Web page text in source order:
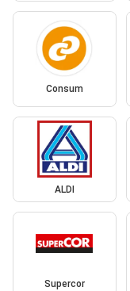
Consum
ALDI
Supercor